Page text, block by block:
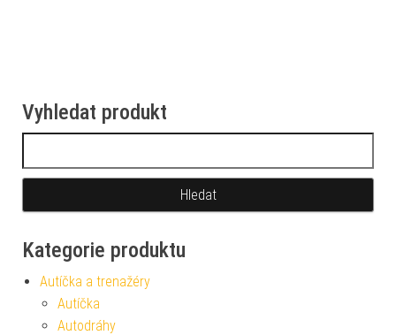
Vyhledat produkt
Kategorie produktu
Autíčka a trenažéry
Autíčka
Autodráhy